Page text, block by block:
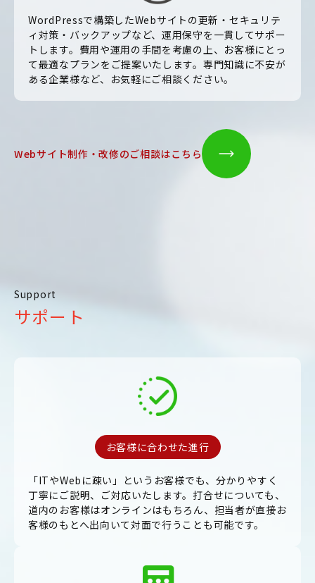
WordPressで構築したWebサイトの更新・セキュリテ
ィ対策・バックアップなど、運用保守を一貫してサポー
トします。費用や運用の手間を考慮の上、お客様にとっ
て最適なプランをご提案いたします。専門知識に不安が
ある企業様など、お気軽にご相談ください。
Webサイト制作・改修のご相談はこちら
Support
サポート
お客様に合わせた進行
「ITやWebに疎い」というお客様でも、分かりやすく
丁寧にご説明、ご対応いたします。打合せについても、
道内のお客様はオンラインはもちろん、担当者が直接お
客様のもとへ出向いて対面で行うことも可能です。